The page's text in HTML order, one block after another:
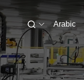
Arabic